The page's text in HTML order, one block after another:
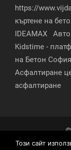
https://
къртене на
IDEAMAX
Kidstime -
на Бетон София
Асфалтиране
асфалтиране
Този сайт